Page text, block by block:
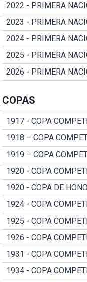
2022 - PRIMERA
2023 - PRIMERA
2024 - PRIMERA
2025 - PRIMERA
2026 - PRIMERA
COPAS
1917 - COPA
1918 – COPA
1919 – COPA
1920 - COPA
1920 - COPA DE
1924 - COPA
1925 - COPA
1926 - COPA
1931 - COPA
1934 - COPA